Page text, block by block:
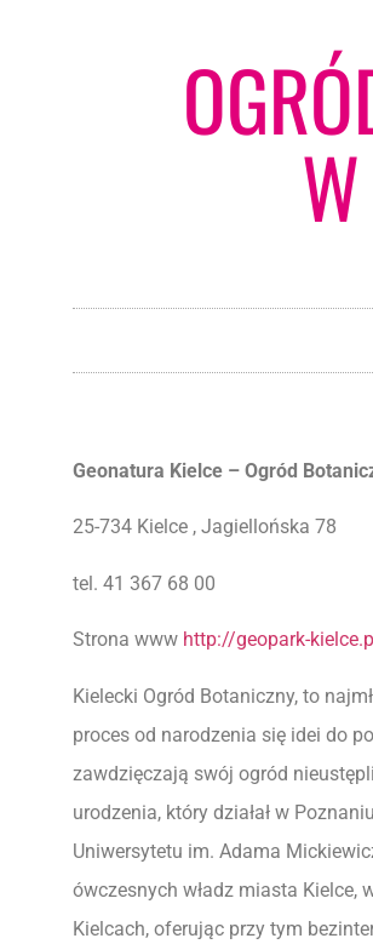
Geonatura Kielce – Ogród
25-734 Kielce , Jagiellońska 78
tel. 41 367 68 00
Strona www http://geopark-
Kielecki Ogród Botaniczny, to
proces od narodzenia się idei do
zawdzięczają swój ogród
urodzenia, który działał w
Uniwersytetu im. Adama
ówczesnych władz miasta Kielce,
Kielcach, oferując przy tym